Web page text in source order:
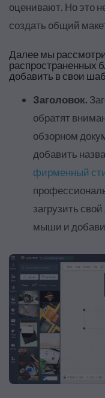
оценивают. Но это
создать общий
Далее мы
распространенных
добавить в свои
Заголовок.
обратят
обзорном
добавить
фирменный
загрузить
мыши и